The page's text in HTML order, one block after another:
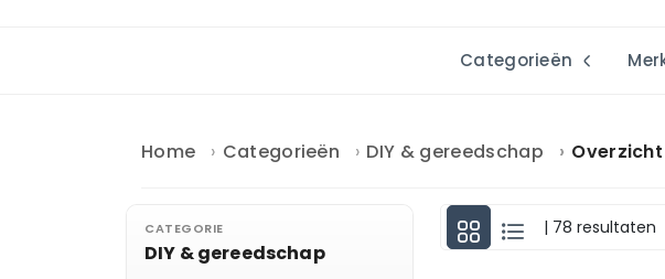
Categorieën
Home Categorieën DIY & gereedschap Overzicht
| 78 resultaten
CATEGORIE
DIY & gereedschap